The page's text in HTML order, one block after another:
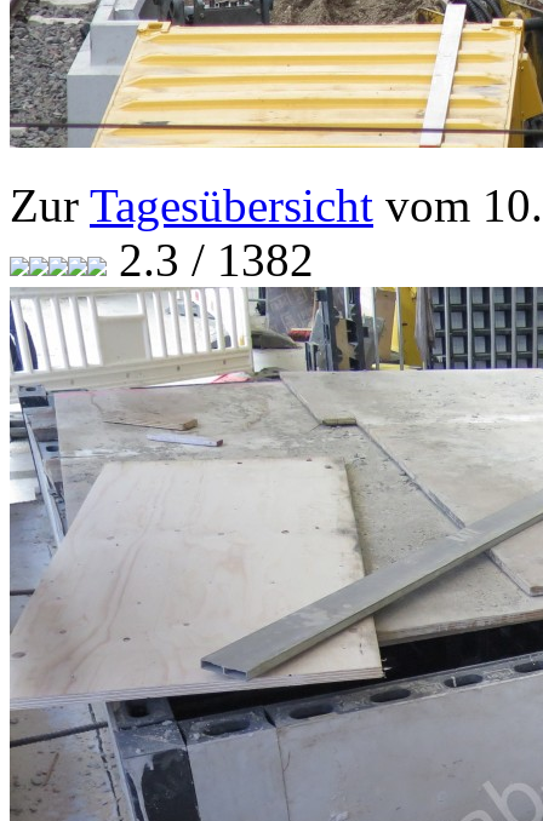
Zur Tagesübersicht vom
2.3 / 1382